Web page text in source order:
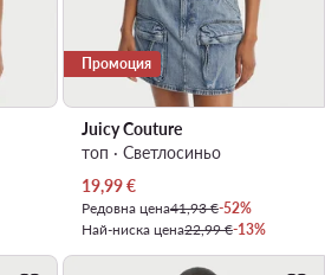
Промоция
Juicy Couture
топ · Светлосиньо
Актуална цена
19,99€
Редовна цена41,93 €-52%
Най-ниска цена22,99 €-13%